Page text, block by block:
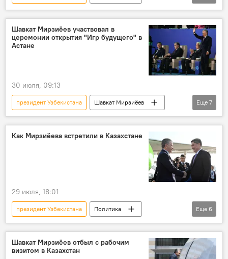
государственный визит
Кыргызстан
Шавкат Мирзиёев
Шавкат Мирзиёев участвовал в
церемонии открытия "Игр будущего" в
Астане
30 июля, 09:13
президент Узбекистана
Шавкат Мирзиёев
рабочий визит
Казахстан
церемония
Еще 7
Как Мирзиёева встретили в Казахстане
29 июля, 18:01
президент Узбекистана
Политика
Шавкат Мирзиёев
рабочий визит
Казахстан
аэропорт
Встреча
Еще 6
Шавкат Мирзиёев отбыл с рабочим
визитом в Казахстан